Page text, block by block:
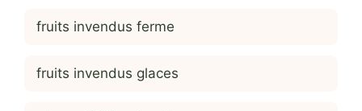
fruits invendus ferme
fruits invendus glaces